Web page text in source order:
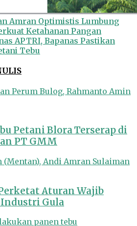
Amran Optimistis Lumbung
Ketahanan Pangan
APTRI, Bapanas Pastikan
Tebu
Petani Blora Terserap di
PT GMM
Aturan Wajib
Industri Gula